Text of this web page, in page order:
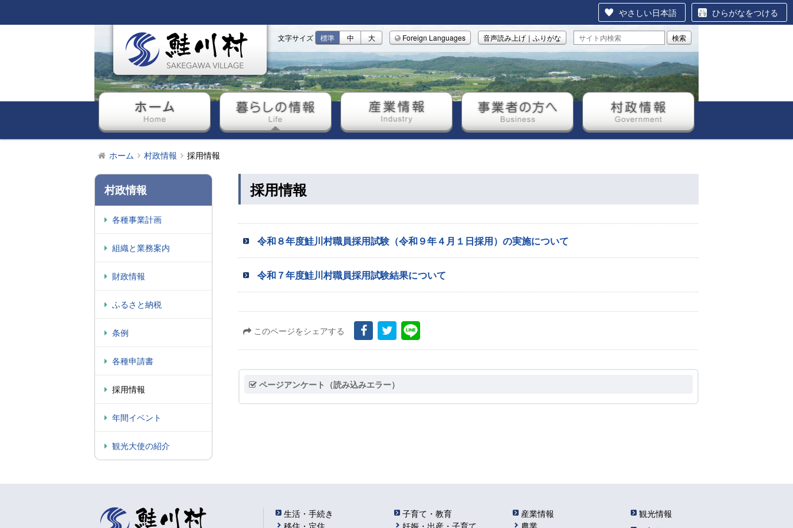
やさしい日本語 ひらがなをつける
文字サイズ 標準 中 大 Foreign Languages 音声読み上げ｜ふりがな 検索
ホーム 暮らしの情報 産業情報 事業者の方へ 村政情報
ホーム 村政情報 採用情報
採用情報
令和８年度鮭川村職員採用試験（令和９年４月１日採用）の実施について
令和７年度鮭川村職員採用試験結果について
このページをシェアする
ページアンケート（読み込みエラー）
村政情報
各種事業計画
組織と業務案内
財政情報
ふるさと納税
条例
各種申請書
採用情報
年間イベント
観光大使の紹介
生活・手続き
移住・定住
子育て・教育
妊娠・出産・子育て
産業情報
農業
観光情報